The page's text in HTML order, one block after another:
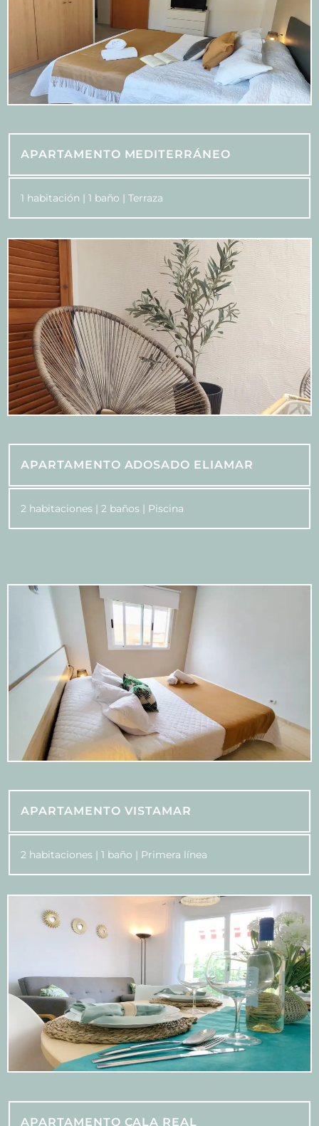
APARTAMENTO MEDITERRÁNEO
1 habitación | 1 baño | Terraza
APARTAMENTO ADOSADO ELIAMAR
2 habitaciones | 2 baños | Piscina
APARTAMENTO VISTAMAR
2 habitaciones | 1 baño | Primera línea
APARTAMENTO CALA REAL